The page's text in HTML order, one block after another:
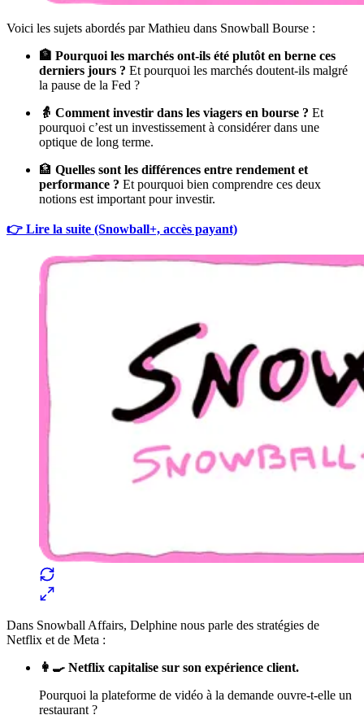
Voici les sujets abordés par Mathieu dans Snowball Bourse :
🏦 Pourquoi les marchés ont-ils été plutôt en berne ces
derniers jours ? Et pourquoi les marchés doutent-ils malgré
la pause de la Fed ?
👵 Comment investir dans les viagers en bourse ? Et
pourquoi c’est un investissement à considérer dans une
optique de long terme.
🏦 Quelles sont les différences entre rendement et
performance ? Et pourquoi bien comprendre ces deux
notions est important pour investir.
👉 Lire la suite (Snowball+, accès payant)
Dans Snowball Affairs, Delphine nous parle des stratégies de
Netflix et de Meta :
👩‍🍳 Netflix capitalise sur son expérience client.
Pourquoi la plateforme de vidéo à la demande ouvre-t-elle un
restaurant ?